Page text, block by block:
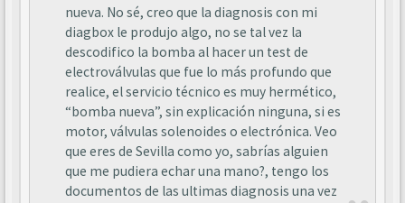
nueva. No sé, creo que la diagnosis con mi
diagbox le produjo algo, no se tal vez la
descodifico la bomba al hacer un test de
electroválvulas que fue lo más profundo que
realice, el servicio técnico es muy hermético,
“bomba nueva”, sin explicación ninguna, si es
motor, válvulas solenoides o electrónica. Veo
que eres de Sevilla como yo, sabrías alguien
que me pudiera echar una mano?, tengo los
documentos de las ultimas diagnosis una vez